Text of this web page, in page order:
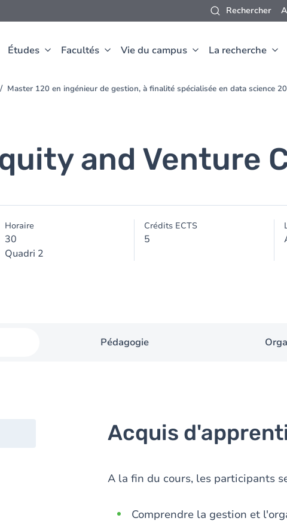
Rechercher
Études Facultés Vie du campus La recherche
Master 120 en ingénieur de gestion, à finalité spécialisée en data science
and Venture
Horaire
30
Quadri 2
Crédits ECTS
5
Pédagogie
Acquis
A la fin du cours, les participants
Comprendre la gestion et